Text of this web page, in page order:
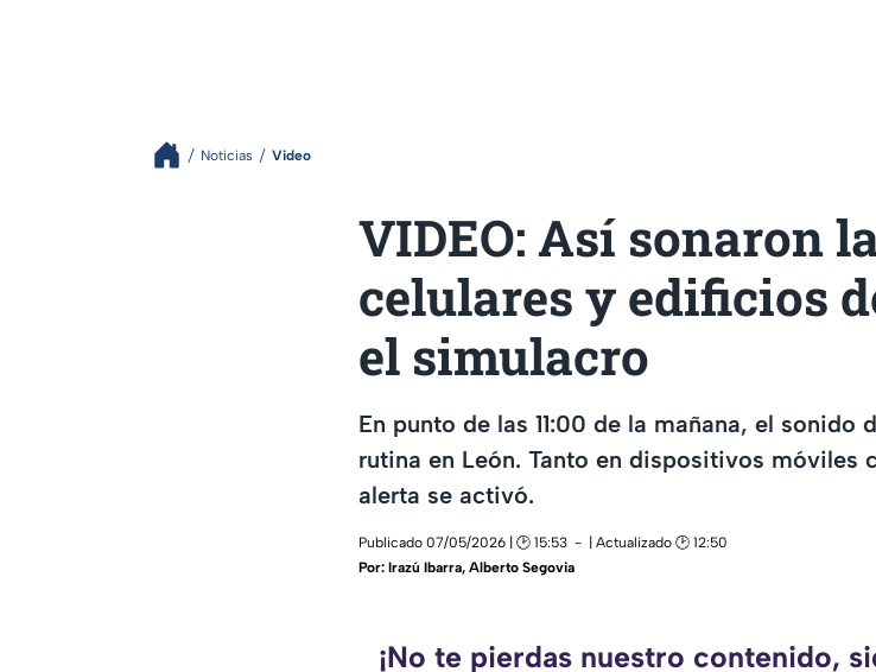
Noticias Video
VIDEO: Así sonaron
celulares y edificios
el simulacro
En punto de las 11:00 de la mañana, el sonido
rutina en León. Tanto en dispositivos móviles
alerta se activó.
Publicado 07/05/2026 | 🕑 15:53
| Actualizado 🕑 12:50
Por: Irazú Ibarra, Alberto Segovia
¡No te pierdas nuestro contenido,